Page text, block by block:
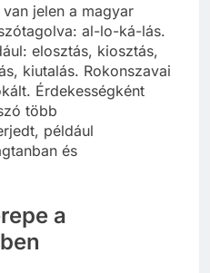
jelen a magyar
al-lo-ká-lás.
elosztás, kiosztás,
kiutalás. Rokonszavai
Érdekességként
több
például
és
a